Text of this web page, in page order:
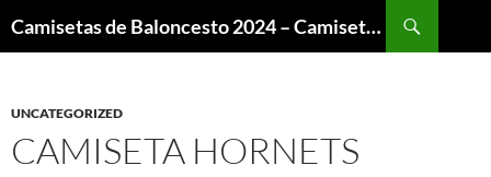
Camisetas de Baloncesto 2024 – Camisetas NBA
UNCATEGORIZED
CAMISETA HORNETS